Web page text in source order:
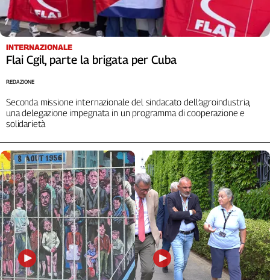
Campania
Emilia-
Romagna
Friuli
Venezia
Liguria
Lombardia
Piemonte
Puglia
Sardegna
Sicilia
Toscana
Trentino
Umbria
Valle
D'Aosta
INTERNAZIONALE
Flai Cgil, parte la brigata per Cuba
Seconda missione internazionale del sindacato dell’agroindustria,
una delegazione impegnata in un programma di cooperazione e
solidarietà
REDAZIONE